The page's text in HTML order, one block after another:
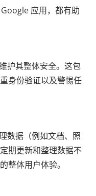
应用，都有助
护其整体安全。这包
身份验证以及警惕任
数据（例如文档、照
期更新和整理数据不
整体用户体验。